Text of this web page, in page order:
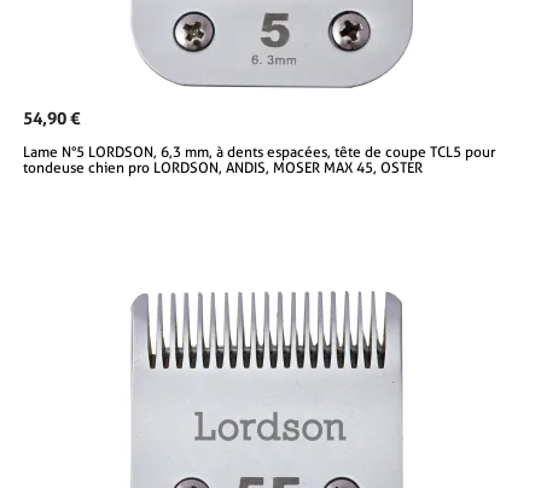
54,90 €
Lame N°5 LORDSON, 6,3 mm, à dents espacées, tête de coupe TCL5 pour
tondeuse chien pro LORDSON, ANDIS, MOSER MAX 45, OSTER